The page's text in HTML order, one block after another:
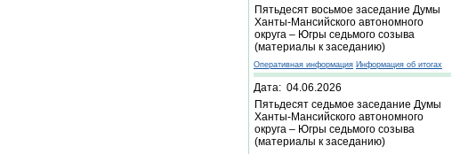
Пятьдесят восьмое заседание Думы
Ханты-Мансийского автономного
округа – Югры седьмого созыва
(материалы к заседанию)
Оперативная информация Информация об итогах
Дата: 04.06.2026
Пятьдесят седьмое заседание Думы
Ханты-Мансийского автономного
округа – Югры седьмого созыва
(материалы к заседанию)